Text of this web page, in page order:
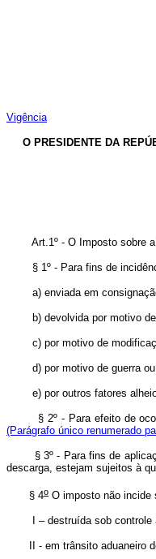
Vigência
O PRESIDENTE DA
Art.1º - O Imposto
§ 1º - Para fins de
a) enviada em
b) devolvida por motivo
c) por motivo de
d) por motivo de
e) por outros fatores
§ 2º - Para efeito de
(Parágrafo único renumerado
§ 3º - Para fins de aplicação
descarga, estejam sujeitos
§ 4o O imposto não
I – destruída sob
II - em trânsito